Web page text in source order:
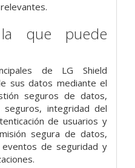
que puede
de LG Shield
sus datos mediante el
seguros de datos,
integridad del
de usuarios y
segura de datos,
de seguridad y